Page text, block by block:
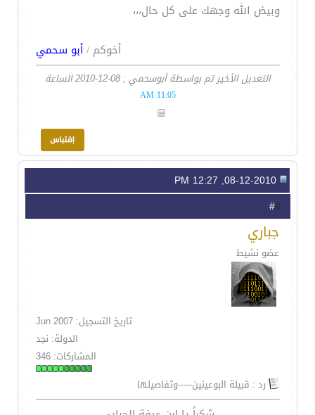
وبيض الله وجهك على كل حال،،،
أخوكم /أبو سحمي
التعديل الأخير تم بواسطة أبوسحمي ; 08-12-2010 الساعة
11:05 AM
8
جباري
عضو نشيط
تاريخ التسجيل: Jun 2007
الدولة: نجد
المشاركات: 346
رد : قبيلة البوعينين-----وتفاصيلها